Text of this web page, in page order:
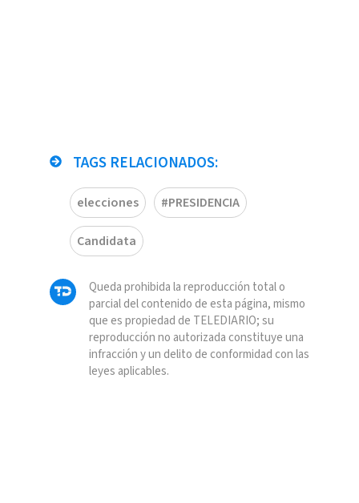
TAGS RELACIONADOS:
elecciones #PRESIDENCIA
Candidata
Queda prohibida la reproducción total o
parcial del contenido de esta página, mismo
que es propiedad de TELEDIARIO; su
reproducción no autorizada constituye una
infracción y un delito de conformidad con las
leyes aplicables.